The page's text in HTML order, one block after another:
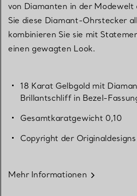
von Diamanten in der Modewelt
Sie diese Diamant-Ohrstecker
kombinieren Sie sie mit
einen gewagten Look.
18 Karat Gelbgold mit
Brillantschliff in Bezel-
Gesamtkaratgewicht 0,10
Copyright der
Mehr Informationen